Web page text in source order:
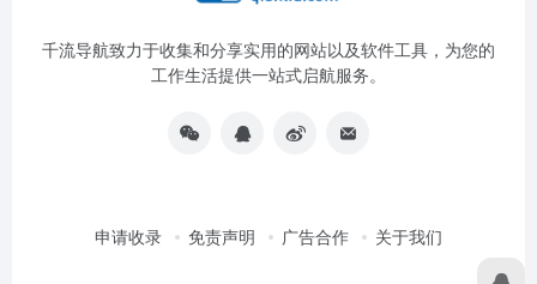
千流导航致力于收集和分享实用的网站以及软件工具，为您的
工作生活提供一站式启航服务。
申请收录 免责声明 广告合作 关于我们